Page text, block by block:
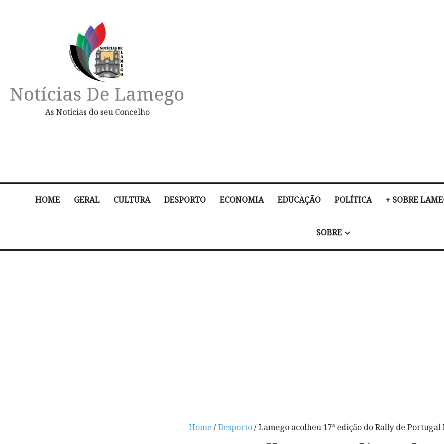
Notícias De Lamego
As Notícias do seu Concelho
HOME GERAL CULTURA DESPORTO ECONOMIA EDUCAÇÃO POLÍTICA + SOBRE
SOBRE
Home /Desporto/ Lamego acolheu 17ª edição do Rally de